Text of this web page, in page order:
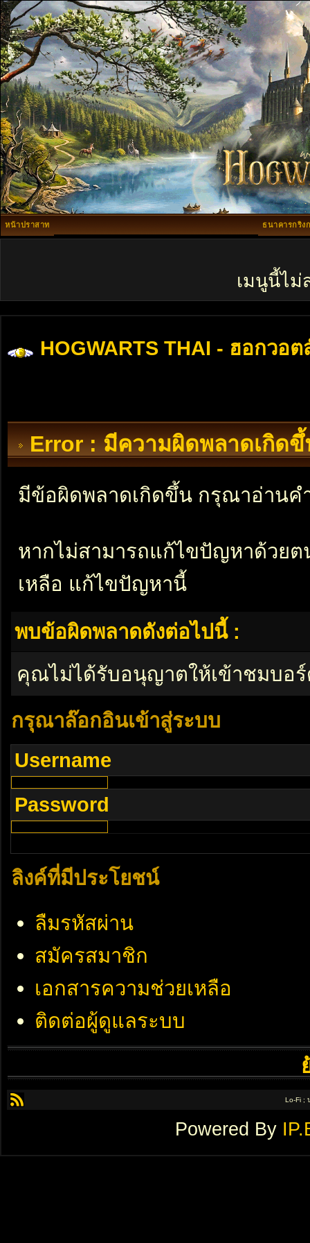
หน้าปราสาท ธนาคารกริง
เมนูนี้ไม่
HOGWARTS THAI - ฮอกวอต
Error : มีความผิดพลาดเกิดขึ้
มีข้อผิดพลาดเกิดขึ้น กรุณาอ่านค
หากไม่สามารถแก้ไขปัญหาด้วย
เหลือ แก้ไขปัญหานี้
พบข้อผิดพลาดดังต่อไปนี้ :
คุณไม่ได้รับอนุญาตให้เข้าชมบอ
กรุณาล๊อกอินเข้าสู่ระบบ
Username
Password
ลิงค์ที่มีประโยชน์
ลืมรหัสผ่าน
สมัครสมาชิก
เอกสารความช่วยเหลือ
ติดต่อผู้ดูแลระบบ
Lo-Fi ;
Powered By